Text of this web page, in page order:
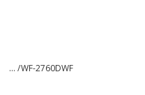
... /WF-2760DWF